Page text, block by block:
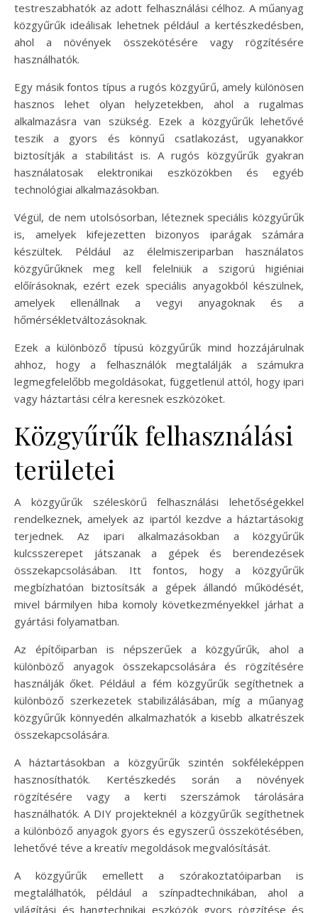
testreszabhatók az adott felhasználási célhoz. A műanyag
közgyűrűk ideálisak lehetnek például a kertészkedésben,
ahol a növények összekötésére vagy rögzítésére
használhatók.
Egy másik fontos típus a rugós közgyűrű, amely különösen
hasznos lehet olyan helyzetekben, ahol a rugalmas
alkalmazásra van szükség. Ezek a közgyűrűk lehetővé
teszik a gyors és könnyű csatlakozást, ugyanakkor
biztosítják a stabilitást is. A rugós közgyűrűk gyakran
használatosak elektronikai eszközökben és egyéb
technológiai alkalmazásokban.
Végül, de nem utolsósorban, léteznek speciális közgyűrűk
is, amelyek kifejezetten bizonyos iparágak számára
készültek. Például az élelmiszeriparban használatos
közgyűrűknek meg kell felelniük a szigorú higiéniai
előírásoknak, ezért ezek speciális anyagokból készülnek,
amelyek ellenállnak a vegyi anyagoknak és a
hőmérsékletváltozásoknak.
Ezek a különböző típusú közgyűrűk mind hozzájárulnak
ahhoz, hogy a felhasználók megtalálják a számukra
legmegfelelőbb megoldásokat, függetlenül attól, hogy ipari
vagy háztartási célra keresnek eszközöket.
Közgyűrűk felhasználási
területei
A közgyűrűk széleskörű felhasználási lehetőségekkel
rendelkeznek, amelyek az ipartól kezdve a háztartásokig
terjednek. Az ipari alkalmazásokban a közgyűrűk
kulcsszerepet játszanak a gépek és berendezések
összekapcsolásában. Itt fontos, hogy a közgyűrűk
megbízhatóan biztosítsák a gépek állandó működését,
mivel bármilyen hiba komoly következményekkel járhat a
gyártási folyamatban.
Az építőiparban is népszerűek a közgyűrűk, ahol a
különböző anyagok összekapcsolására és rögzítésére
használják őket. Például a fém közgyűrűk segíthetnek a
különböző szerkezetek stabilizálásában, míg a műanyag
közgyűrűk könnyedén alkalmazhatók a kisebb alkatrészek
összekapcsolására.
A háztartásokban a közgyűrűk szintén sokféleképpen
hasznosíthatók. Kertészkedés során a növények
rögzítésére vagy a kerti szerszámok tárolására
használhatók. A DIY projekteknél a közgyűrűk segíthetnek
a különböző anyagok gyors és egyszerű összekötésében,
lehetővé téve a kreatív megoldások megvalósítását.
A közgyűrűk emellett a szórakoztatóiparban is
megtalálhatók, például a színpadtechnikában, ahol a
világítási és hangtechnikai eszközök gyors rögzítése és